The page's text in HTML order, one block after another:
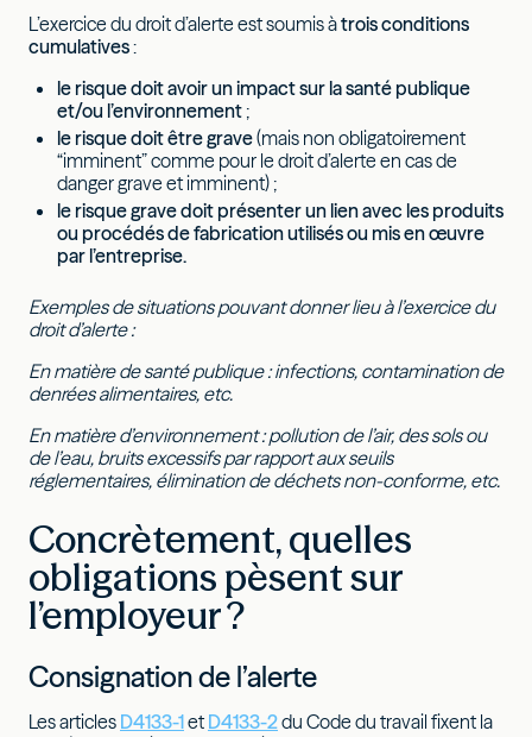
L’exercice du droit d’alerte est soumis àtrois conditions
cumulatives:
le risque doit avoir un impact sur la santé publique
et/ou l’environnement ;
le risque doit être grave(mais non obligatoirement
“imminent” comme pour le droit d’alerte en cas de
danger grave et imminent) ;
le risque grave doit présenter un lien avec les produits
ou procédés de fabrication utilisés ou mis en œuvre
par l’entreprise.
Exemples de situations pouvant donner lieu à l’exercice du
droit d’alerte :
En matière de santé publique : infections, contamination de
denrées alimentaires, etc.
En matière d’environnement : pollution de l’air, des sols ou
de l’eau, bruits excessifs par rapport aux seuils
réglementaires, élimination de déchets non-conforme, etc.
Concrètement, quelles
obligations pèsent sur
l’employeur ?
Consignation de l’alerte
Les articles D4133-1et D4133-2du Code du travail fixent la